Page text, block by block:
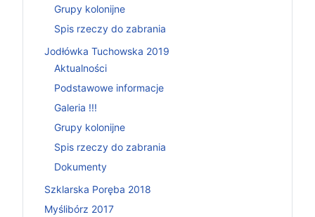
Grupy kolonijne
Spis rzeczy do zabrania
Jodłówka Tuchowska 2019
Aktualności
Podstawowe informacje
Galeria !!!
Grupy kolonijne
Spis rzeczy do zabrania
Dokumenty
Szklarska Poręba 2018
Myślibórz 2017